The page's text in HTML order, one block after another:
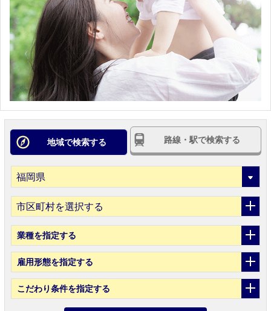
地域で検索する 路線・駅で検索する
市区町村を選択する
業種を指定する
雇用形態を指定する
こだわり条件を指定する